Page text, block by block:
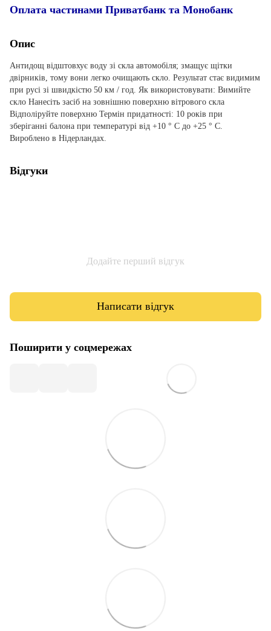
Оплата частинами Приватбанк та Монобанк
Опис
Антидощ відштовхує воду зі скла автомобіля; змащує щітки
двірників, тому вони легко очищають скло. Результат стає видимим
при русі зі швидкістю 50 км / год. Як використовувати: Вимийте
скло Нанесіть засіб на зовнішню поверхню вітрового скла
Відполіруйте поверхню Термін придатності: 10 років при
зберіганні балона при температурі від +10 ° C до +25 ° C.
Вироблено в Нідерландах.
Відгуки
Додайте перший відгук
Написати відгук
Поширити у соцмережах